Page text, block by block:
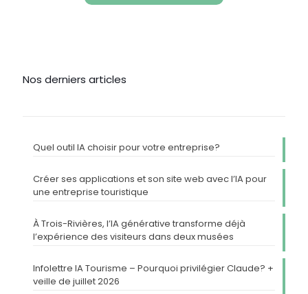
Nos derniers articles
Quel outil IA choisir pour votre entreprise?
Créer ses applications et son site web avec l’IA pour
une entreprise touristique
À Trois-Rivières, l’IA générative transforme déjà
l’expérience des visiteurs dans deux musées
Infolettre IA Tourisme – Pourquoi privilégier Claude? +
veille de juillet 2026